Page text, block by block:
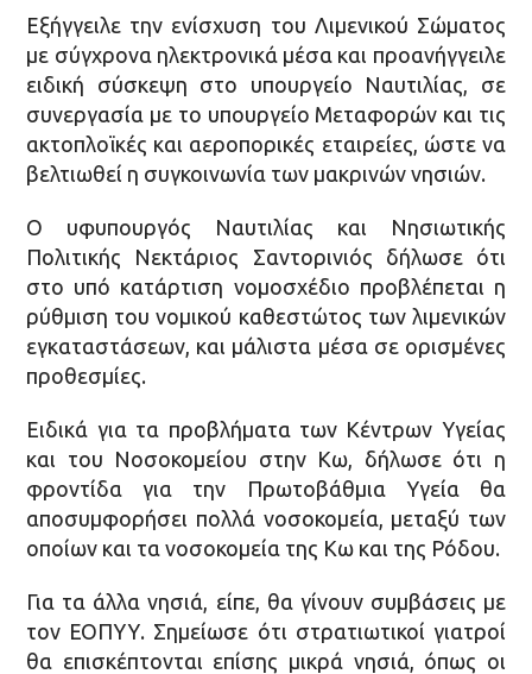
Εξήγγειλε την ενίσχυση του Λιμενικού Σώματος
με σύγχρονα ηλεκτρονικά μέσα και προανήγγειλε
ειδική σύσκεψη στο υπουργείο Ναυτιλίας, σε
συνεργασία με το υπουργείο Μεταφορών και τις
ακτοπλοϊκές και αεροπορικές εταιρείες, ώστε να
βελτιωθεί η συγκοινωνία των μακρινών νησιών.
Ο υφυπουργός Ναυτιλίας και Νησιωτικής
Πολιτικής Νεκτάριος Σαντορινιός δήλωσε ότι
στο υπό κατάρτιση νομοσχέδιο προβλέπεται η
ρύθμιση του νομικού καθεστώτος των λιμενικών
εγκαταστάσεων, και μάλιστα μέσα σε ορισμένες
προθεσμίες.
Ειδικά για τα προβλήματα των Κέντρων Υγείας
και του Νοσοκομείου στην Κω, δήλωσε ότι η
φροντίδα για την Πρωτοβάθμια Υγεία θα
αποσυμφορήσει πολλά νοσοκομεία, μεταξύ των
οποίων και τα νοσοκομεία της Κω και της Ρόδου.
Για τα άλλα νησιά, είπε, θα γίνουν συμβάσεις με
τον ΕΟΠΥΥ. Σημείωσε ότι στρατιωτικοί γιατροί
θα επισκέπτονται επίσης μικρά νησιά, όπως οι